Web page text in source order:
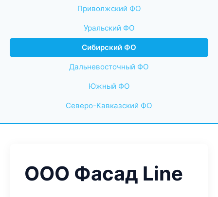
Приволжский ФО
Уральский ФО
Сибирский ФО
Дальневосточный ФО
Южный ФО
Северо-Кавказский ФО
ООО Фасад Line